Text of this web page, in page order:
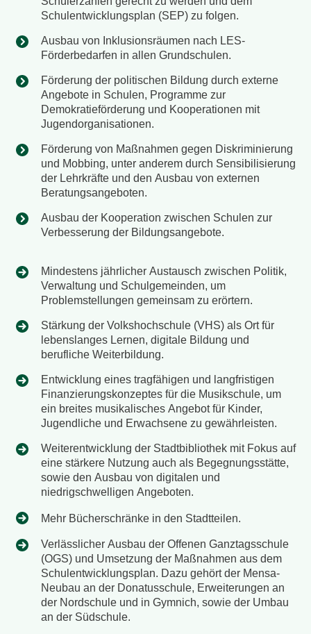
Schulentwicklungsplan (SEP) zu folgen.
Ausbau von Inklusionsräumen nach LES-
Förderbedarfen in allen Grundschulen.
Förderung der politischen Bildung durch externe
Angebote in Schulen, Programme zur
Demokratieförderung und Kooperationen mit
Jugendorganisationen.
Förderung von Maßnahmen gegen Diskriminierung
und Mobbing, unter anderem durch Sensibilisierung
der Lehrkräfte und den Ausbau von externen
Beratungsangeboten.
Ausbau der Kooperation zwischen Schulen zur
Verbesserung der Bildungsangebote.
Mindestens jährlicher Austausch zwischen Politik,
Verwaltung und Schulgemeinden, um
Problemstellungen gemeinsam zu erörtern.
Stärkung der Volkshochschule (VHS) als Ort für
lebenslanges Lernen, digitale Bildung und
berufliche Weiterbildung.
Entwicklung eines tragfähigen und langfristigen
Finanzierungskonzeptes für die Musikschule, um
ein breites musikalisches Angebot für Kinder,
Jugendliche und Erwachsene zu gewährleisten.
Weiterentwicklung der Stadtbibliothek mit Fokus auf
eine stärkere Nutzung auch als Begegnungsstätte,
sowie den Ausbau von digitalen und
niedrigschwelligen Angeboten.
Mehr Bücherschränke in den Stadtteilen.
Verlässlicher Ausbau der Offenen Ganztagsschule
(OGS) und Umsetzung der Maßnahmen aus dem
Schulentwicklungsplan. Dazu gehört der Mensa-
Neubau an der Donatusschule, Erweiterungen an
der Nordschule und in Gymnich, sowie der Umbau
an der Südschule.